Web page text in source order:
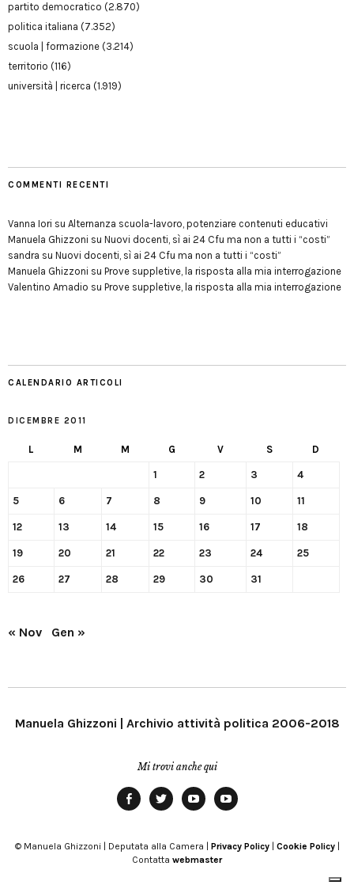
partito democratico (2.870)
politica italiana (7.352)
scuola | formazione (3.214)
territorio (116)
università | ricerca (1.919)
COMMENTI RECENTI
Vanna Iori su Alternanza scuola-lavoro, potenziare contenuti educativi
Manuela Ghizzoni su Nuovi docenti, sì ai 24 Cfu ma non a tutti i “costi”
sandra su Nuovi docenti, sì ai 24 Cfu ma non a tutti i “costi”
Manuela Ghizzoni su Prove suppletive, la risposta alla mia interrogazione
Valentino Amadio su Prove suppletive, la risposta alla mia interrogazione
CALENDARIO ARTICOLI
DICEMBRE 2011
L M M G V S D
1 2 3 4
5 6 7 8 9 10 11
12 13 14 15 16 17 18
19 20 21 22 23 24 25
26 27 28 29 30 31
« Nov Gen »
Manuela Ghizzoni | Archivio attività politica 2006-2018
Mi trovi anche qui
Modena
© Manuela Ghizzoni | Deputata alla Camera | Privacy Policy| Cookie Policy|
Contatta webmaster